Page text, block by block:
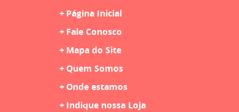
Página Inicial
Fale Conosco
Mapa do Site
Quem Somos
Onde estamos
Indique nossa Loja